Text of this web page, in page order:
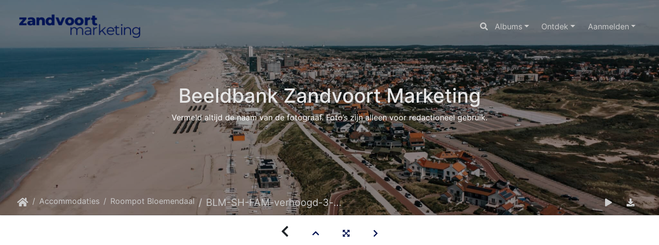
Albums Ontdek Aanmelden
Beeldbank Zandvoort Marketing
Vermeld altijd de naam van de fotograaf. Foto’s zijn alleen voor redactioneel gebruik.
Accommodaties Roompot Bloemendaal BLM-SH-FAM-verhoogd-3-site